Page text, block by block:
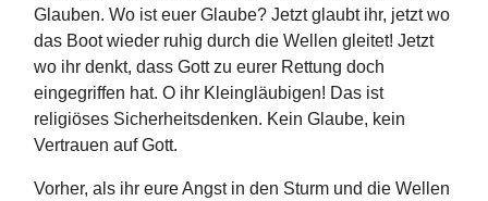
Glauben. Wo ist euer Glaube? Jetzt glaubt ihr, jetzt wo
das Boot wieder ruhig durch die Wellen gleitet! Jetzt
wo ihr denkt, dass Gott zu eurer Rettung doch
eingegriffen hat. O ihr Kleingläubigen! Das ist
religiöses Sicherheitsdenken. Kein Glaube, kein
Vertrauen auf Gott.
Vorher, als ihr eure Angst in den Sturm und die Wellen